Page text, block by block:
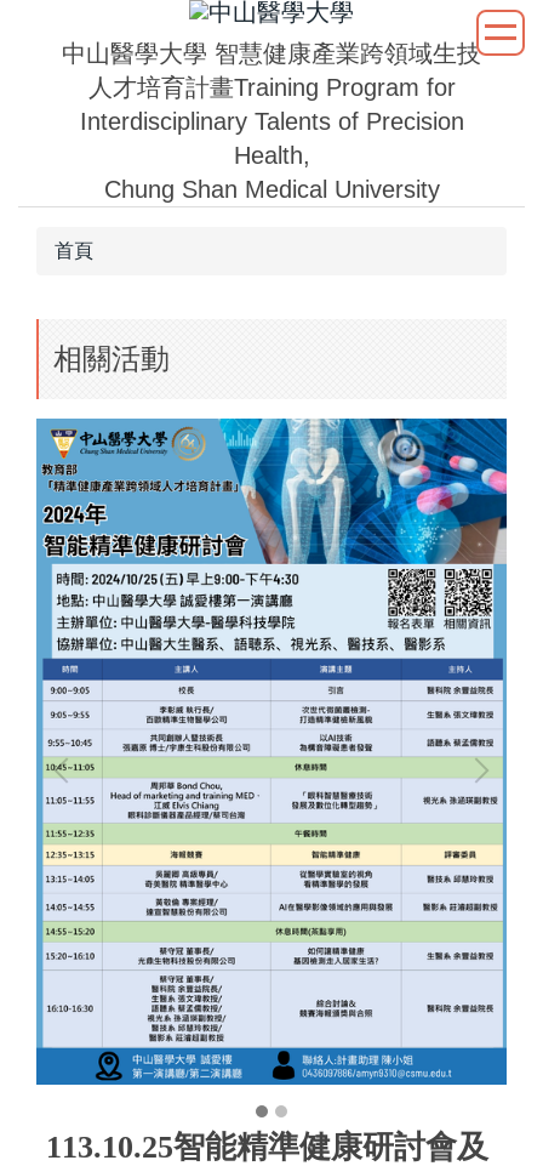
中山醫學大學 智慧健康產業跨領域生技
人才培育計畫Training Program for
Interdisciplinary Talents of Precision
Health,
Chung Shan Medical University
首頁
相關活動
113.10.25智能精準健康研討會及